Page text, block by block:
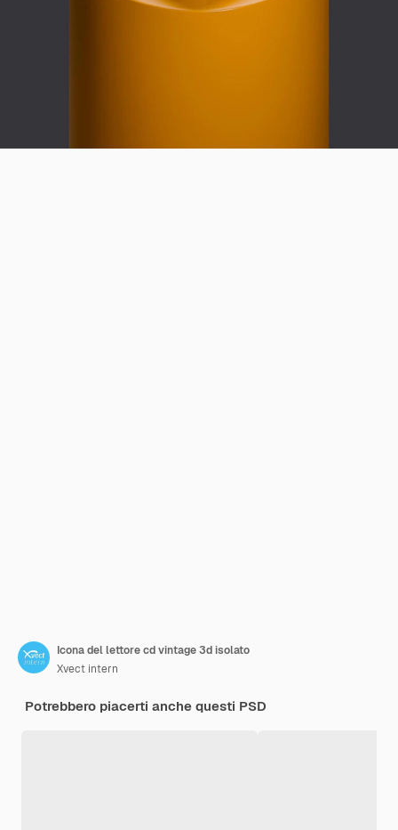
Icona del lettore cd vintage 3d isolato
Xvect intern
Potrebbero piacerti anche questi PSD